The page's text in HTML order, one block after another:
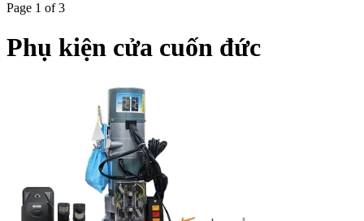
Page 1 of 3
Phụ kiện cửa cuốn đức